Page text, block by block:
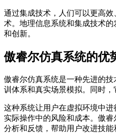
通过集成技术，人们可以更高
术。地理信息系统和集成技术
和创新。
傲睿尔仿真系统的优
傲睿尔仿真系统是一种先进的
训体系和真实场景模拟。同时，
这种系统让用户在虚拟环境中
实际操作中的风险和成本。傲
分析和反馈，帮助用户改进技能